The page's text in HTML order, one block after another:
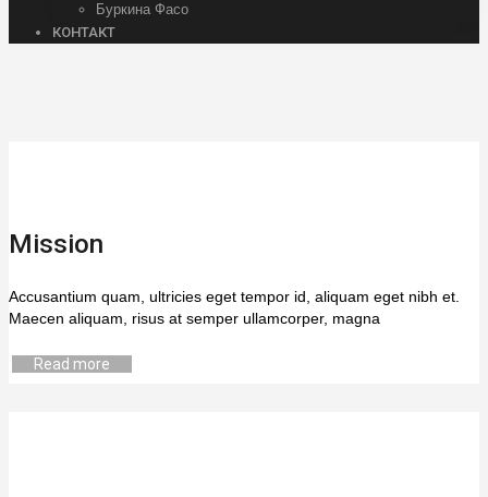
Буркина Фасо
КОНТАКТ
Mission
Accusantium quam, ultricies eget tempor id, aliquam eget nibh et.
Maecen aliquam, risus at semper ullamcorper, magna
Read more